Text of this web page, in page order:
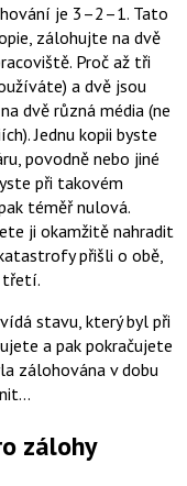
je 3–2–1. Tato
zálohujte na dvě
Proč až tři
a dvě jsou
dvě různá média (ne
Jednu kopii byste
povodně nebo jiné
při takovém
téměř nulová.
ji okamžitě nahradit
přišli o obě,
třetí.
stavu, který byl při
a pak pokračujete
zálohována v dobu
zálohy